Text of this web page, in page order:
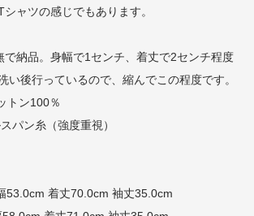
ャツの感じでもあります。
で納品。身幅で1センチ、着丈で2センチ程度
い後行っているので、縮んでこの程度です。
トン100％
パン糸（強度重視）
53.0cm 着丈70.0cm 袖丈35.0cm